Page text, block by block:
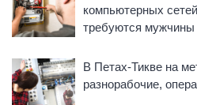
компьютерных
требуются мужчины
В Петах-Тикве на
разнорабочие,